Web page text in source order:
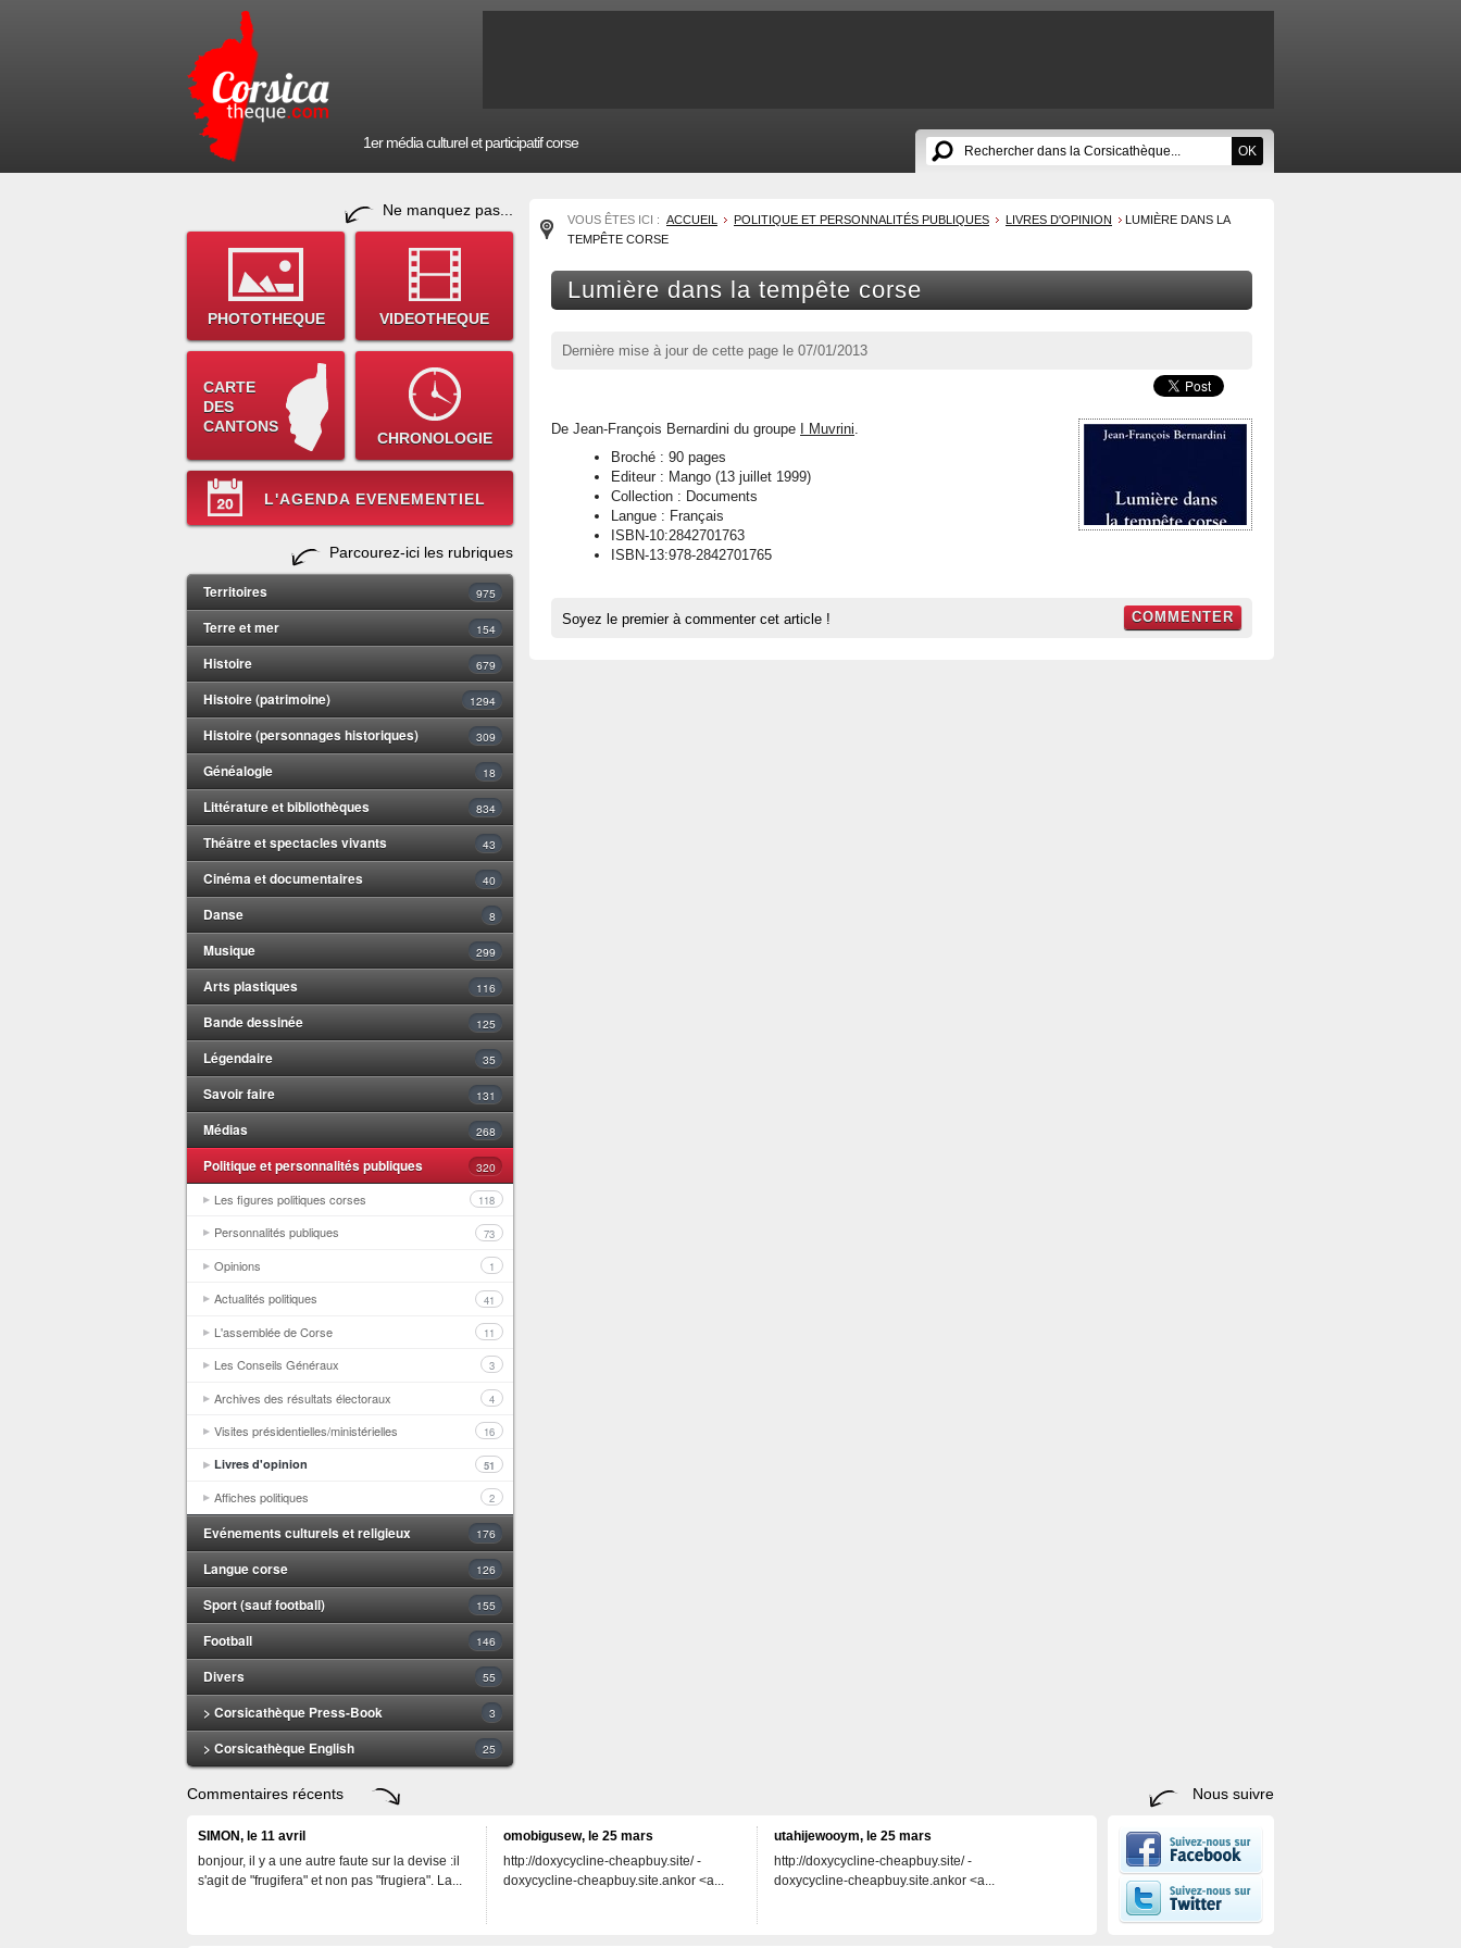
1er média culturel et participatif corse
Ne manquez pas...
PHOTOTHEQUE VIDEOTHEQUE
CARTE
DES
CANTONS
CHRONOLOGIE
L'AGENDA EVENEMENTIEL
Parcourez-ici les rubriques
Territoires 975
Terre et mer 154
Histoire 679
Histoire (patrimoine) 1294
Histoire (personnages historiques) 309
Généalogie 18
Littérature et bibliothèques 834
Théâtre et spectacles vivants 43
Cinéma et documentaires 40
Danse 8
Musique 299
Arts plastiques 116
Bande dessinée 125
Légendaire 35
Savoir faire 131
Médias 268
Politique et personnalités publiques 320
Les figures politiques corses 118
Personnalités publiques 73
Opinions 1
Actualités politiques 41
L'assemblée de Corse 11
Les Conseils Généraux 3
Archives des résultats électoraux 4
Visites présidentielles/ministérielles 16
Livres d'opinion 51
Affiches politiques 2
Evénements culturels et religieux 176
Langue corse 126
Sport (sauf football) 155
Football 146
Divers 55
> Corsicathèque Press-Book 3
> Corsicathèque English 25
VOUS ÊTES ICI : ACCUEIL POLITIQUE ET PERSONNALITÉS PUBLIQUES LIVRES D'OPINION
LUMIÈRE DANS LA
TEMPÊTE CORSE
Lumière dans la tempête corse
Dernière mise à jour de cette page le 07/01/2013
De Jean-François Bernardini du groupe I Muvrini.
Broché : 90 pages
Editeur : Mango (13 juillet 1999)
Collection : Documents
Langue : Français
ISBN-10:2842701763
ISBN-13:978-2842701765
Soyez le premier à commenter cet article ! COMMENTER
Commentaires récents
SIMON, le 11 avril
bonjour, il y a une autre faute sur la devise :il
s'agit de "frugifera" et non pas "frugiera". La...
omobigusew, le 25 mars
http://doxycycline-cheapbuy.site/ -
doxycycline-cheapbuy.site.ankor <a...
utahijewooym, le 25 mars
http://doxycycline-cheapbuy.site/ -
doxycycline-cheapbuy.site.ankor <a...
Nous suivre